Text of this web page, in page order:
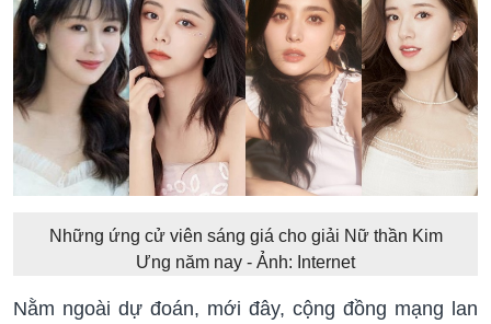
Những ứng cử viên sáng giá cho giải Nữ thần Kim
Ưng năm nay - Ảnh: Internet
Nằm ngoài dự đoán, mới đây, cộng đồng mạng lan